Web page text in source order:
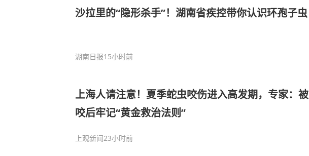
沙拉里的“隐形杀手”！湖南省疾控带你认识环孢子虫
湖南日报15小时前
上海人请注意！夏季蛇虫咬伤进入高发期，专家：被
咬后牢记“黄金救治法则”
上观新闻23小时前